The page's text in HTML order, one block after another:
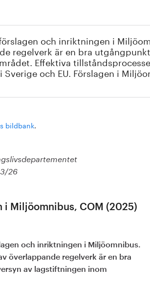
och inriktningen i
regelverk är en bra
Effektiva
och EU. Förslagen i
bildbank.
26
i Miljöomnibus, COM (2025)
och inriktningen i Miljöomnibus.
överlappande regelverk är en bra
av lagstiftningen inom